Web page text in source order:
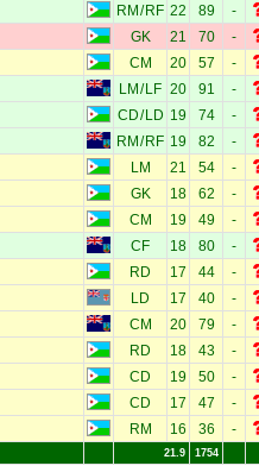
RM / RF 22 89 -
GK 21 70 -
CM 20 57 -
LM / LF 20 91 -
CD/LD 19 74 -
RM / RF 19 82 -
LM 21 54 -
GK 18 62 -
CM 19 49 -
CF 18 80 -
RD 17 44 -
LD 17 40 -
CM 20 79 -
RD 18 43 -
CD 19 50 -
CD 17 47 -
RM 16 36 -
21.9 1754